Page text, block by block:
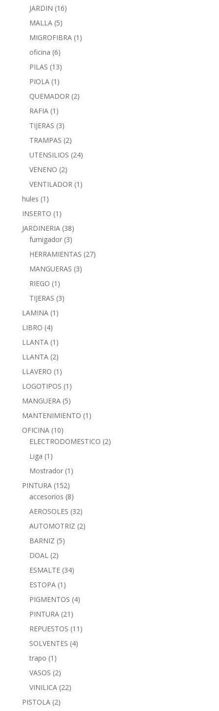
JARDIN (16)
MALLA (5)
MIGROFIBRA (1)
oficina (6)
PILAS (13)
PIOLA (1)
QUEMADOR (2)
RAFIA (1)
TIJERAS (3)
TRAMPAS (2)
UTENSILIOS (24)
VENENO (2)
VENTILADOR (1)
hules (1)
INSERTO (1)
JARDINERIA (38)
fumigador (3)
HERRAMIENTAS (27)
MANGUERAS (3)
RIEGO (1)
TIJERAS (3)
LAMINA (1)
LIBRO (4)
LLANTA (1)
LLANTA (2)
LLAVERO (1)
LOGOTIPOS (1)
MANGUERA (5)
MANTENIMIENTO (1)
OFICINA (10)
ELECTRODOMESTICO (2)
Liga (1)
Mostrador (1)
PINTURA (152)
accesorios (8)
AEROSOLES (32)
AUTOMOTRIZ (2)
BARNIZ (5)
DOAL (2)
ESMALTE (34)
ESTOPA (1)
PIGMENTOS (4)
PINTURA (21)
REPUESTOS (11)
SOLVENTES (4)
trapo (1)
VASOS (2)
VINILICA (22)
PISTOLA (2)